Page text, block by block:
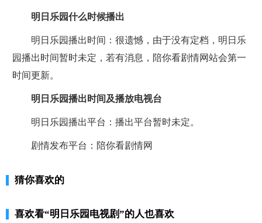
明日乐园什么时候播出
明日乐园播出时间：很遗憾，由于没有定档，明日乐
园播出时间暂时未定，若有消息，陪你看剧情网站会第一
时间更新。
明日乐园播出时间及播放电视台
明日乐园播出平台：播出平台暂时未定。
剧情发布平台：陪你看剧情网
猜你喜欢的
喜欢看“明日乐园电视剧”的人也喜欢